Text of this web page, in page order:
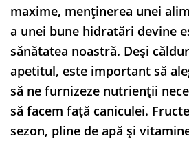
maxime, menținerea unei
a unei bune hidratări devine
sănătatea noastră. Deși
apetitul, este important să
să ne furnizeze nutrienții
să facem față caniculei.
sezon, pline de apă și